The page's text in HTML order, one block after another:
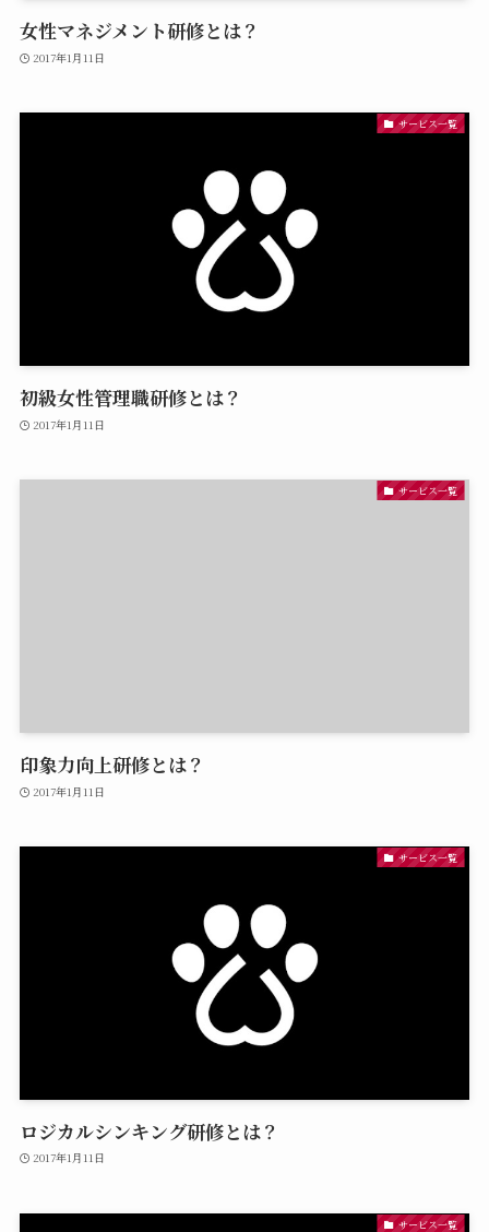
女性マネジメント研修とは？
2017年1月11日
サービス一覧
初級女性管理職研修とは？
2017年1月11日
サービス一覧
印象力向上研修とは？
2017年1月11日
サービス一覧
ロジカルシンキング研修とは？
2017年1月11日
サービス一覧